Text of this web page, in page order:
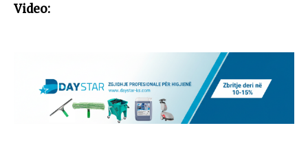
Video: